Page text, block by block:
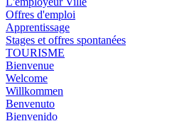
Offres d'emploi
Apprentissage
Stages et offres spontanées
TOURISME
Bienvenue
Welcome
Willkommen
Benvenuto
Bienvenido